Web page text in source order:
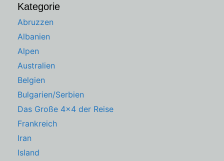
Kategorie
Abruzzen
Albanien
Alpen
Australien
Belgien
Bulgarien/Serbien
Das Große 4×4 der Reise
Frankreich
Iran
Island